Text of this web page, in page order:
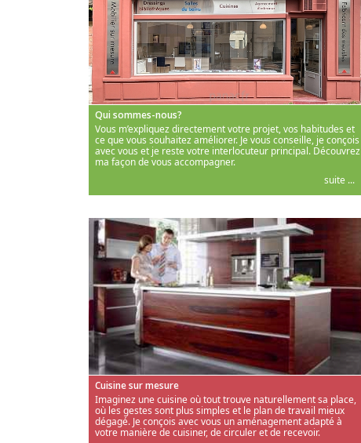
Qui sommes-nous?
Vous m’expliquez directement votre projet, vos habitudes et
ce que vous souhaitez améliorer. Je vous conseille, je conçois
avec vous et je reste votre interlocuteur principal. Découvrez
ma façon de vous accompagner.
suite ...
Cuisine sur mesure
Imaginez une cuisine où tout trouve naturellement sa place,
où les gestes sont plus simples et le plan de travail mieux
dégagé. Je conçois avec vous un aménagement adapté à
votre manière de cuisiner, de circuler et de recevoir.